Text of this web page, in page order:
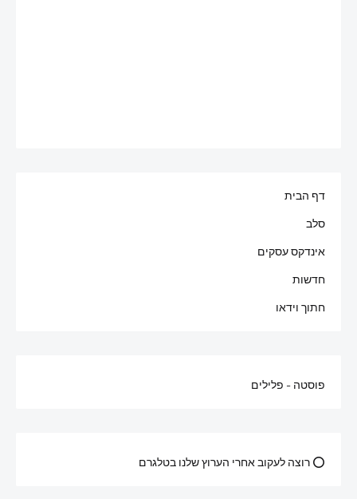
דף הבית
סלב
אינדקס עסקים
חדשות
חתוך וידאו
פוסטה - פלילים
⭕ רוצה לעקוב אחרי הערוץ שלנו בטלגרם